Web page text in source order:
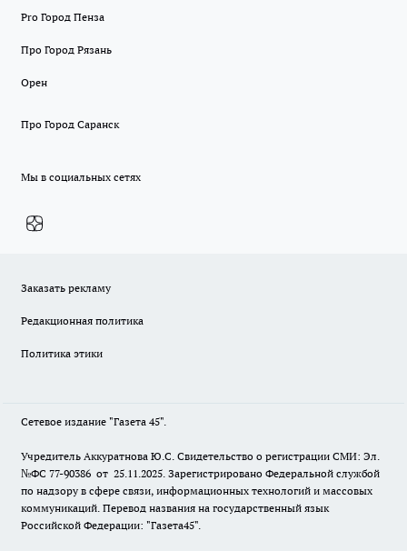
Pro Город Пенза
Про Город Рязань
Орен
Про Город Саранск
Мы в социальных сетях
Заказать рекламу
Редакционная политика
Политика этики
Сетевое издание "Газета 45".
Учредитель Аккуратнова Ю.С. Свидетельство о регистрации СМИ: Эл.
№ФС 77-90386 от 25.11.2025. Зарегистрировано Федеральной службой
по надзору в сфере связи, информационных технологий и массовых
коммуникаций. Перевод названия на государственный язык
Российской Федерации: "Газета45".